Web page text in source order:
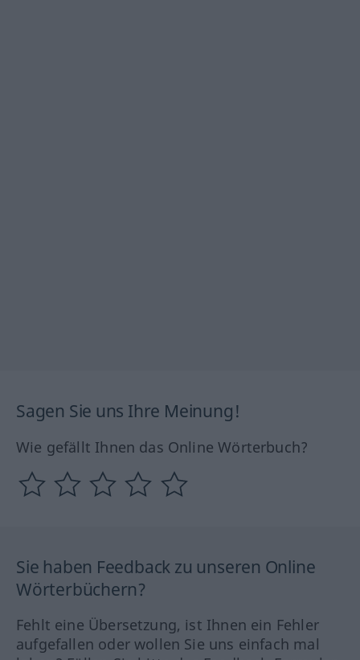
Sagen Sie uns Ihre Meinung!
Wie gefällt Ihnen das Online Wörterbuch?
Sie haben Feedback zu unseren Online
Wörterbüchern?
Fehlt eine Übersetzung, ist Ihnen ein Fehler
aufgefallen oder wollen Sie uns einfach mal